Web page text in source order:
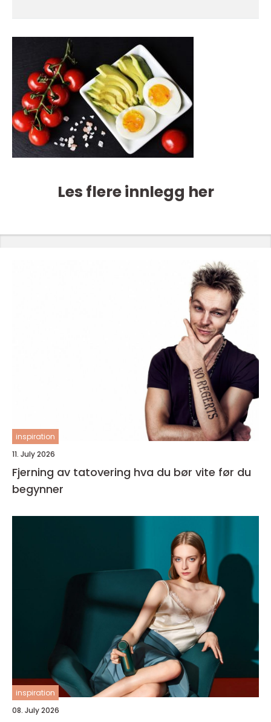
Les flere innlegg her
inspiration
11. July 2026
Fjerning av tatovering hva du bør vite før du
begynner
inspiration
08. July 2026